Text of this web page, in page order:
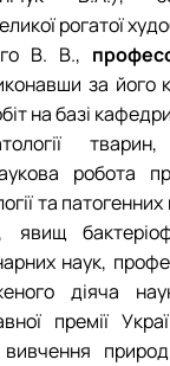
рогатої
В. В.,
за його
на базі
робота
та
наук,
діяча
премії